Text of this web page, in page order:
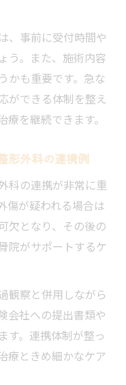
、事前に受付時間や
う。また、施術内容
かも重要です。急な
ができる体制を整え
を継続できます。
形外科の連携例
科の連携が非常に重
傷が疑われる場合は
欠となり、その後の
院がサポートするケ
観察と併用しながら
会社への提出書類や
す。連携体制が整っ
療ときめ細かなケア